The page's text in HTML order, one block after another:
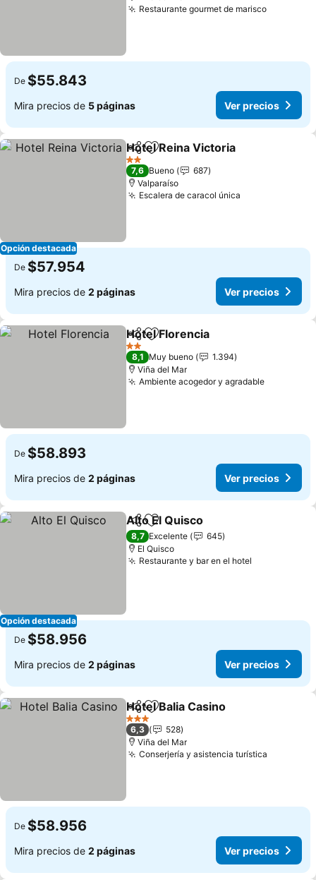
Restaurante gourmet de mariscoVer
De $55.843
Mira precios de 5 páginas Ver precios
Opción destacada
CompartirAgregar a favoritos
Hotel Reina Victoria
2 Estrellas
7,6 Bueno
687
Valparaíso
Escalera de caracol única
De $57.954
Mira precios de 2 páginas Ver precios
CompartirAgregar a favoritos
Hotel Florencia
2 Estrellas
8,1 Muy bueno
1.394
Viña del Mar
Ambiente acogedor y agradableVer
De $58.893
Mira precios de 2 páginas Ver precios
Opción destacada
CompartirAgregar a favoritos
Alto El Quisco
8,7 Excelente
645
El Quisco
Restaurante y bar en el hotel
De $58.956
Mira precios de 2 páginas Ver precios
CompartirAgregar a favoritos
Hotel Balia Casino
3 Estrellas
6,3
528
Viña del Mar
Conserjería y asistencia turística
De $58.956
Mira precios de 2 páginas Ver precios